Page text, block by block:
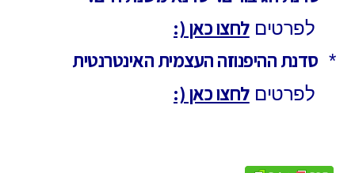
לפרטים לחצו כאן (:
* סדנת ההיפנוזה העצמית האינטרנטית
לפרטיםלחצו כאן (: